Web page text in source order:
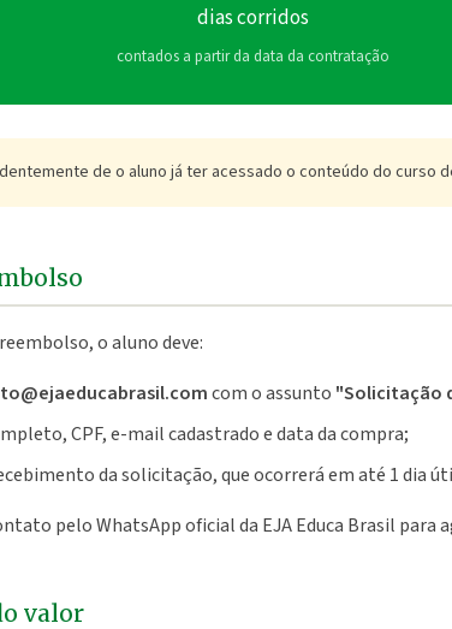
dias corridos
contados a partir da data da contratação
de o aluno já ter acessado o conteúdo do curso
o aluno deve:
com o assunto "Solicitação
CPF, e-mail cadastrado e data da compra;
da solicitação, que ocorrerá em até 1 dia
pelo WhatsApp oficial da EJA Educa Brasil para
valor